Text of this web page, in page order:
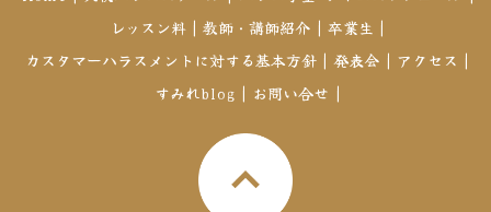
レッスン料 | 教師・講師紹介 | 卒業生 |
カスタマーハラスメントに対する基本方針 | 発表会 | アクセス |
すみれblog | お問い合せ |